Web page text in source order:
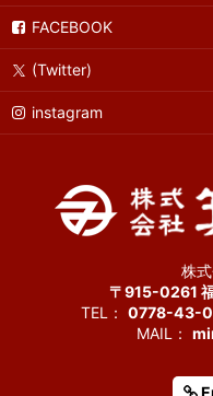
FACEBOOK
(Twitter)
instagram
株
〒915-0261
TEL： 0778-43-
MAIL：